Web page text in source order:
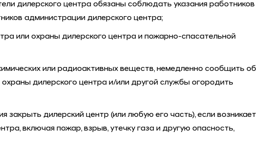
дилерского центра обязаны соблюдать указания работников
администрации дилерского центра;
или охраны дилерского центра и пожарно-спасательной
или радиоактивных веществ, немедленно сообщить об
дилерского центра и/или другой службы огородить
дилерский центр (или любую его часть), если возникает
включая пожар, взрыв, утечку газа и другую опасность,